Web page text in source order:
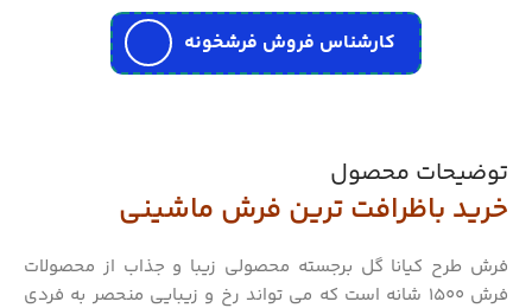
کارشناس فروش فرشخونه
توضیحات محصول
خرید باظرافت ترین فرش ماشینی
فرش طرح کیانا گل برجسته محصولی زیبا و جذاب از محصولات
فرش 1500 شانه است که می تواند رخ و زیبایی منحصر به فردی